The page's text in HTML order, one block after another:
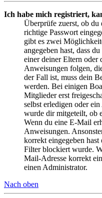
Ich habe mich registriert,
Überprüfe zuerst, ob du
richtige Passwort
gibt es zwei
angegeben hast, dass
einer deiner Eltern oder
Anweisungen folgen,
der Fall ist, muss dein
werden. Bei einigen
Mitglieder erst
selbst erledigen oder
wurde dir mitgeteilt, ob
Wenn du eine E-Mail
Anweisungen.
korrekt eingegeben
Filter blockiert wurde.
Mail-Adresse korrekt
einen Administrator.
Nach oben